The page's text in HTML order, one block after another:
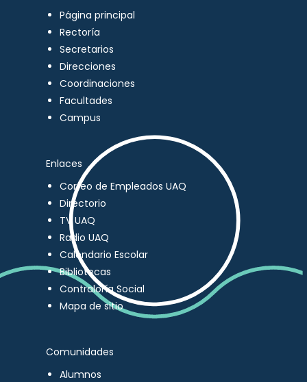
Página principal
Rectoría
Secretarios
Direcciones
Coordinaciones
Facultades
Campus
Enlaces
Correo de Empleados UAQ
Directorio
TV UAQ
Radio UAQ
Calendario Escolar
Bibliotecas
Contraloría Social
Mapa de sitio
Comunidades
Alumnos